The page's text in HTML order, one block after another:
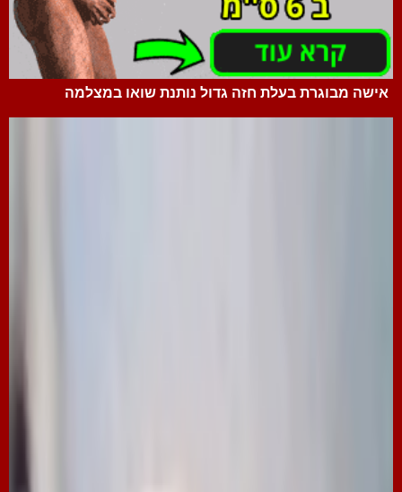
אישה מבוגרת בעלת חזה גדול נותנת שואו במצלמה